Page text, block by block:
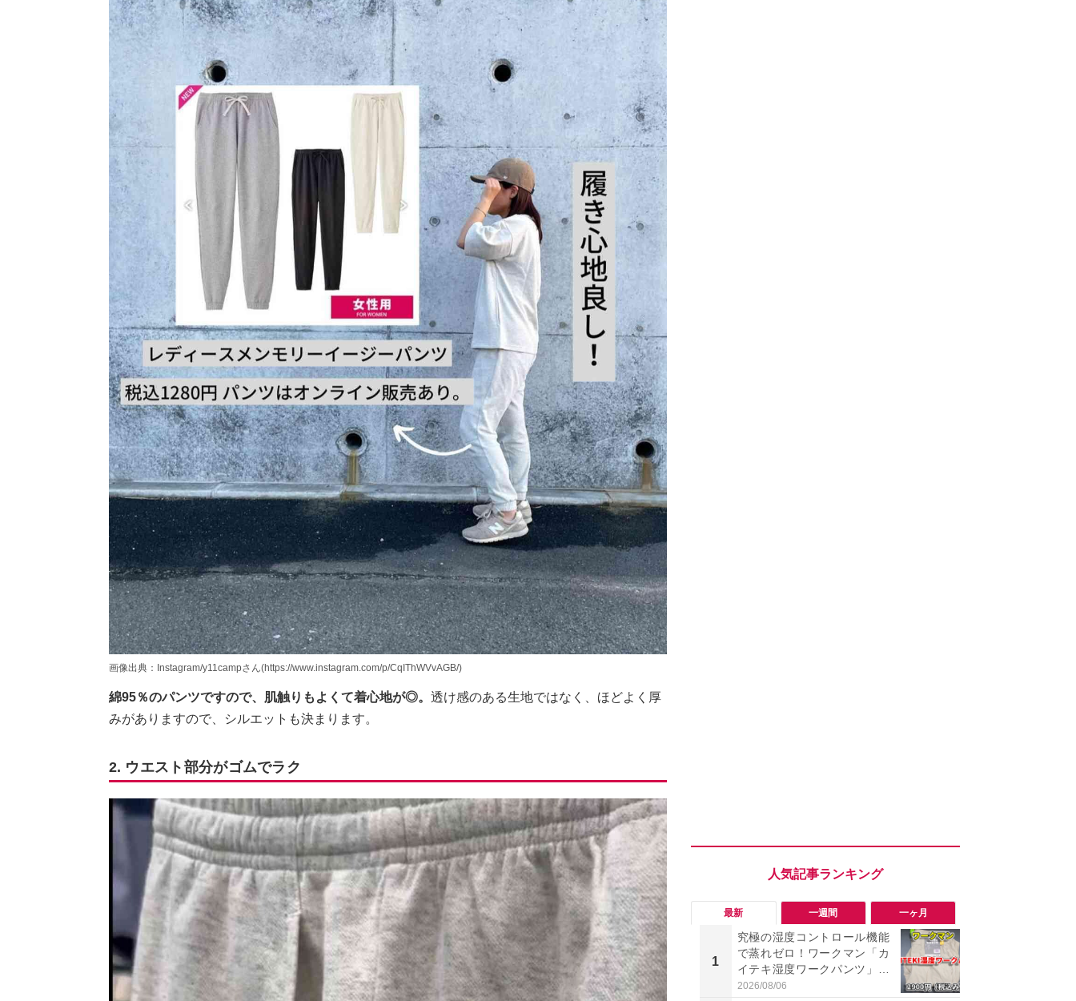
画像出典：Instagram/y11campさん(https://www.instagram.com/p/CqIThWVvAGB/)
綿95％のパンツですので、肌触りもよくて着心地が◎。 透け感のある生地ではなく、ほどよく厚
みがありますので、シルエットも決まります。
2. ウエスト部分がゴムでラク
最新 一週間 一ヶ月
1
究極の湿度コントロール機能
で蒸れゼロ！ワークマン「カ
イテキ湿度ワークパンツ」29
00円は秋まで快適に履ける
2026/08/06